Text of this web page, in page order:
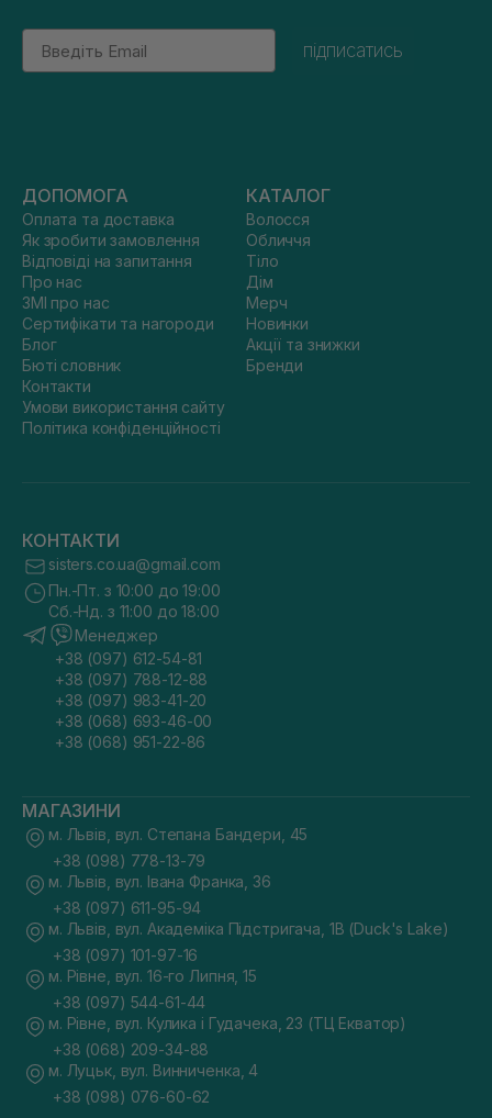
Email
підписатись
ДОПОМОГА
Оплата та доставка
Як зробити замовлення
Відповіді на запитання
Про нас
ЗМІ про нас
Сертифікати та нагороди
Блог
Бюті словник
Контакти
Умови використання сайту
Політика конфіденційності
КАТАЛОГ
Волосся
Обличчя
Тіло
Дім
Мерч
Новинки
Акції та знижки
Бренди
КОНТАКТИ
sisters.co.ua@gmail.com
Пн.-Пт. з 10:00 до 19:00
Сб.-Нд. з 11:00 до 18:00
Менеджер
+38 (097) 612-54-81
+38 (097) 788-12-88
+38 (097) 983-41-20
+38 (068) 693-46-00
+38 (068) 951-22-86
МАГАЗИНИ
м. Львів, вул. Степана Бандери, 45
+38 (098) 778-13-79
м. Львів, вул. Івана Франка, 36
+38 (097) 611-95-94
м. Львів, вул. Академіка Підстригача, 1В (Duck's Lake)
+38 (097) 101-97-16
м. Рівне, вул. 16-го Липня, 15
+38 (097) 544-61-44
м. Рівне, вул. Кулика і Гудачека, 23 (ТЦ Екватор)
+38 (068) 209-34-88
м. Луцьк, вул. Винниченка, 4
+38 (098) 076-60-62